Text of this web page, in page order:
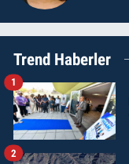
Trend Haberler
1
2